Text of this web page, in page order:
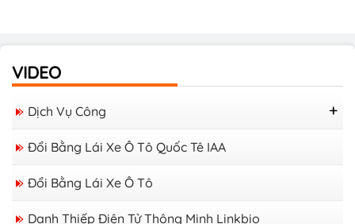
VIDEO
Dịch Vụ Công
Lý Lịch Tư Pháp Online
Đổi Bằng Lái Xe Ô Tô Quốc Tê IAA
Đổi Bằng Lái Xe Ô Tô
Danh Thiếp Điện Tử Thông Minh Linkbio